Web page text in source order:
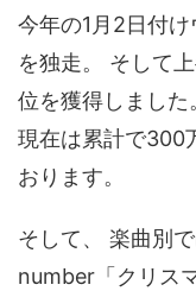
今年の1月2日付
を独走。 そして
位を獲得しました
現在は累計で300
おります。
そして、 楽曲別
number「クリス